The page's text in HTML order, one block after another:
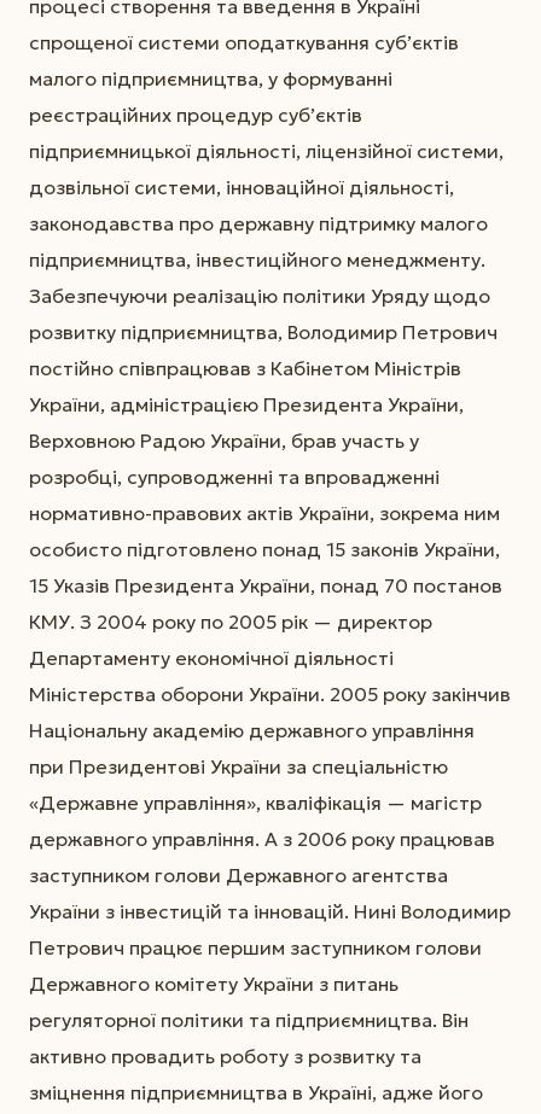
процесі створення та введення в Україні
спрощеної системи оподаткування суб’єктів
малого підприємництва, у формуванні
реєстраційних процедур суб’єктів
підприємницької діяльності, ліцензійної системи,
дозвільної системи, інноваційної діяльності,
законодавства про державну підтримку малого
підприємництва, інвестиційного менеджменту.
Забезпечуючи реалізацію політики Уряду щодо
розвитку підприємництва, Володимир Петрович
постійно співпрацював з Кабінетом Міністрів
України, адміністрацією Президента України,
Верховною Радою України, брав участь у
розробці, супроводженні та впровадженні
нормативно-правових актів України, зокрема ним
особисто підготовлено понад 15 законів України,
15 Указів Президента України, понад 70 постанов
КМУ. З 2004 року по 2005 рік — директор
Департаменту економічної діяльності
Міністерства оборони України. 2005 року закінчив
Національну академію державного управління
при Президентові України за спеціальністю
«Державне управління», кваліфікація — магістр
державного управління. А з 2006 року працював
заступником голови Державного агентства
України з інвестицій та інновацій. Нині Володимир
Петрович працює першим заступником голови
Державного комітету України з питань
регуляторної політики та підприємництва. Він
активно провадить роботу з розвитку та
зміцнення підприємництва в Україні, адже його